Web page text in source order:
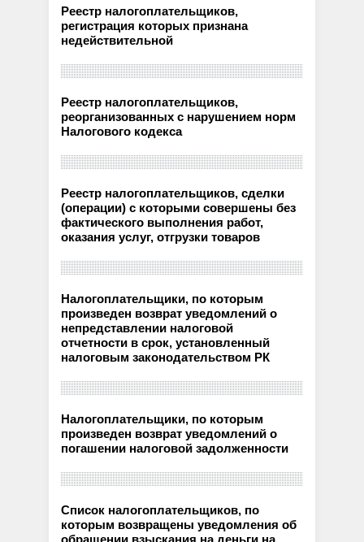
Реестр налогоплательщиков,
регистрация которых признана
недействительной
Реестр налогоплательщиков,
реорганизованных с нарушением норм
Налогового кодекса
Реестр налогоплательщиков, сделки
(операции) с которыми совершены без
фактического выполнения работ,
оказания услуг, отгрузки товаров
Налогоплательщики, по которым
произведен возврат уведомлений о
непредставлении налоговой
отчетности в срок, установленный
налоговым законодательством РК
Налогоплательщики, по которым
произведен возврат уведомлений о
погашении налоговой задолженности
Список налогоплательщиков, по
которым возвращены уведомления об
обращении взыскания на деньги на